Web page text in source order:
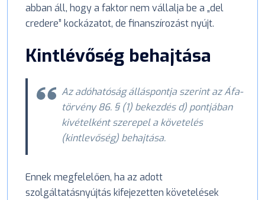
abban áll, hogy a faktor nem vállalja be a „del
credere” kockázatot, de finanszírozást nyújt.
Kintlévőség behajtása
Az adóhatóság álláspontja szerint az Áfa-
törvény 86. § (1) bekezdés d) pontjában
kivételként szerepel a követelés
(kintlevőség) behajtása.
Ennek megfelelően, ha az adott
szolgáltatásnyújtás kifejezetten követelések